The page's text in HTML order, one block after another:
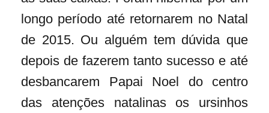
longo período até retornarem no Natal
de 2015. Ou alguém tem dúvida que
depois de fazerem tanto sucesso e até
desbancarem Papai Noel do centro
das atenções natalinas os ursinhos